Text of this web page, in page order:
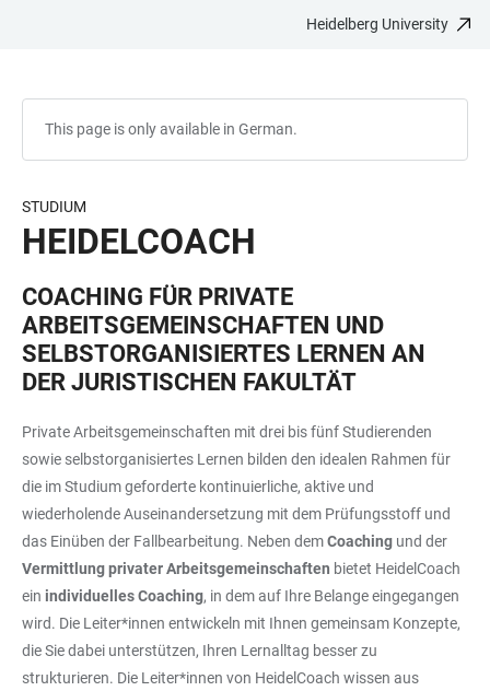
Heidelberg University
This page is only available in German.
STUDIUM
HEIDELCOACH
COACHING FÜR PRIVATE
ARBEITSGEMEINSCHAFTEN UND
SELBSTORGANISIERTES LERNEN AN
DER JURISTISCHEN FAKULTÄT
Private Arbeitsgemeinschaften mit drei bis fünf Studierenden
sowie selbstorganisiertes Lernen bilden den idealen Rahmen für
die im Studium geforderte kontinuierliche, aktive und
wiederholende Auseinandersetzung mit dem Prüfungsstoff und
das Einüben der Fallbearbeitung. Neben demCoaching und der
Vermittlung privater Arbeitsgemeinschaften bietet HeidelCoach
ein individuelles Coaching, in dem auf Ihre Belange eingegangen
wird. Die Leiter*innen entwickeln mit Ihnen gemeinsam Konzepte,
die Sie dabei unterstützen, Ihren Lernalltag besser zu
strukturieren. Die Leiter*innen von HeidelCoach wissen aus